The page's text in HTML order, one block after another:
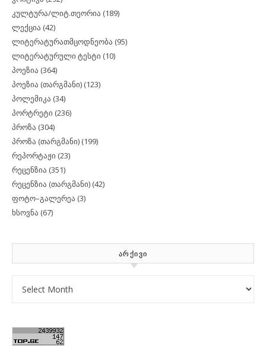
კულტურა/ლიტ.თეორია (189)
ლექცია (42)
ლიტერატურათმცოდნეობა (95)
ლიტერატურული ტესტი (10)
პოეზია (364)
პოეზია (თარგმანი) (123)
პოლემიკა (34)
პორტრეტი (236)
პროზა (304)
პროზა (თარგმანი) (199)
რეპორტაჟი (23)
რეცენზია (351)
რეცენზია (თარგმანი) (42)
ფოტო–გალერეა (3)
ხსოვნა (67)
ᲐᲠᲥᲘᲕᲘ